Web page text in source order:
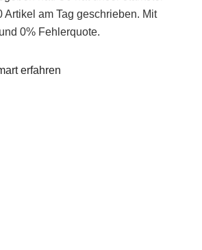
Artikel am Tag geschrieben. Mit
0% Fehlerquote.
erfahren